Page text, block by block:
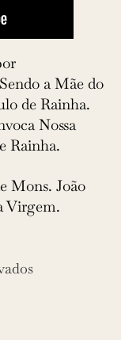
a Mãe do
de Rainha.
Nossa
Rainha.
Mons. João
Virgem.